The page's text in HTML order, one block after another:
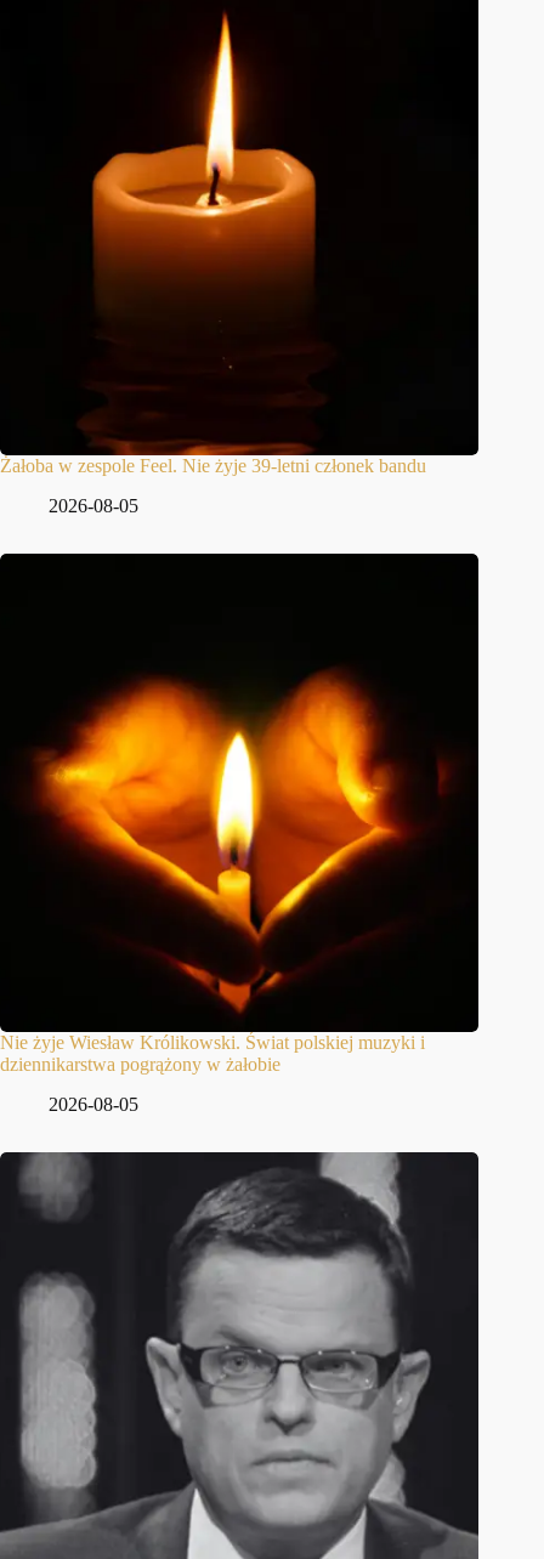
Żałoba w zespole Feel. Nie żyje 39-letni członek bandu
2026-08-05
Nie żyje Wiesław Królikowski. Świat polskiej muzyki i
dziennikarstwa pogrążony w żałobie
2026-08-05